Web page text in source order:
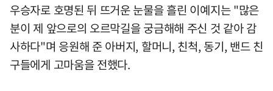
우승자로 호명된 뒤 뜨거운 눈물을 흘린 이예지는 "많은
분이 제 앞으로의 오르막길을 궁금해해 주신 것 같아 감
사하다"며 응원해 준 아버지, 할머니, 친척, 동기, 밴드 친
구들에게 고마움을 전했다.